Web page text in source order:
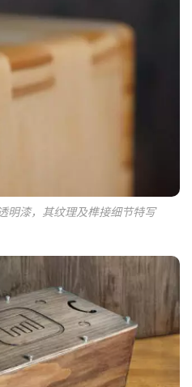
明漆，其纹理及榫接细节特写